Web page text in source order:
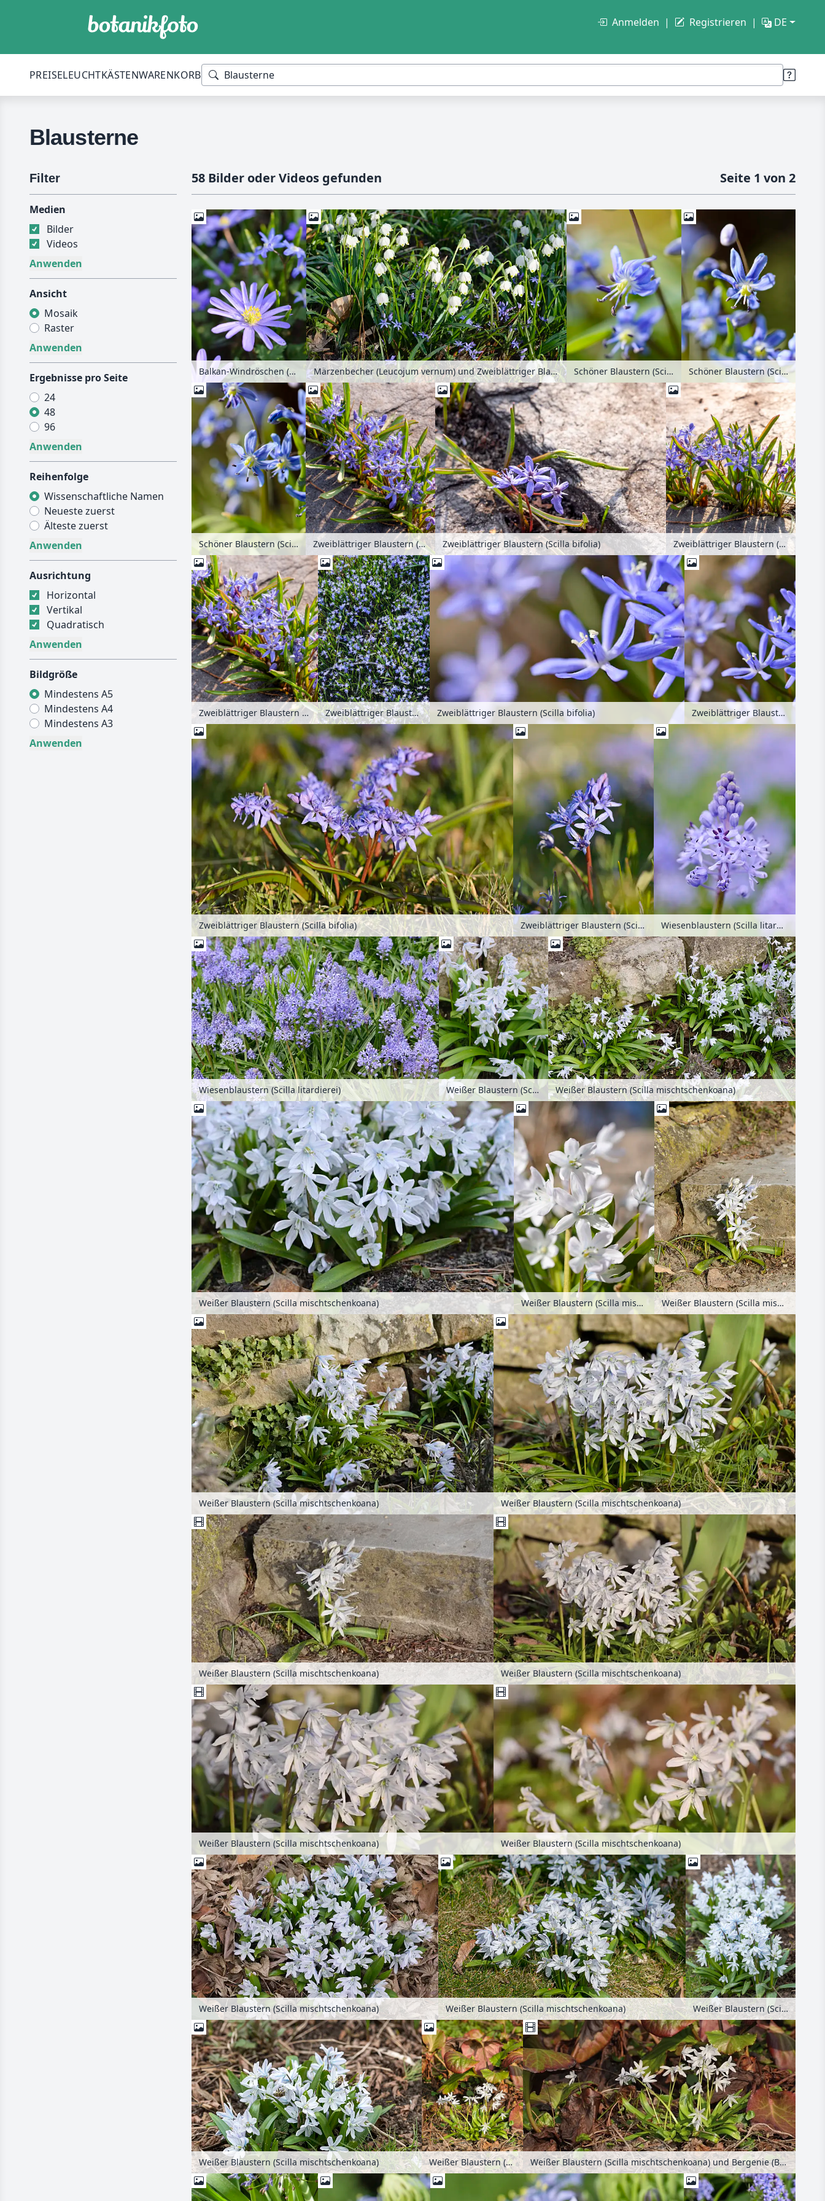
Anmelden Registrieren DE
PREISELEUCHTKÄSTENWARENKORB
Blausterne
Filter
Medien
Bilder
Videos
Ansicht
Mosaik
Raster
Ergebnisse pro Seite
24
48
96
Reihenfolge
Wissenschaftliche Namen
Neueste zuerst
Älteste zuerst
Ausrichtung
Horizontal
Vertikal
Quadratisch
Bildgröße
Mindestens A5
Mindestens A4
Mindestens A3
58 Bilder oder Videos gefunden Seite 1 von 2
Balkan-Windröschen (Anemone blanda) und Zweiblättriger Blaustern (Scilla bifolia) Märzenbecher (Leucojum vernum) und Zweiblättriger Blaustern (Scilla bifolia) Schöner Blaustern (Scilla amoena) Schöner Blaustern (Scilla amoena)
Schöner Blaustern (Scilla amoena) Zweiblättriger Blaustern (Scilla bifolia) Zweiblättriger Blaustern (Scilla bifolia) Zweiblättriger Blaustern (Scilla bifolia)
Zweiblättriger Blaustern (Scilla bifolia) Zweiblättriger Blaustern (Scilla bifolia) Zweiblättriger Blaustern (Scilla bifolia) Zweiblättriger Blaustern (Scilla bifolia)
Zweiblättriger Blaustern (Scilla bifolia) Zweiblättriger Blaustern (Scilla bifolia) Wiesenblaustern (Scilla litardierei)
Wiesenblaustern (Scilla litardierei) Weißer Blaustern (Scilla mischtschenkoana) Weißer Blaustern (Scilla mischtschenkoana)
Weißer Blaustern (Scilla mischtschenkoana) Weißer Blaustern (Scilla mischtschenkoana) Weißer Blaustern (Scilla mischtschenkoana)
Weißer Blaustern (Scilla mischtschenkoana) Weißer Blaustern (Scilla mischtschenkoana)
Weißer Blaustern (Scilla mischtschenkoana) Weißer Blaustern (Scilla mischtschenkoana)
Weißer Blaustern (Scilla mischtschenkoana) Weißer Blaustern (Scilla mischtschenkoana)
Weißer Blaustern (Scilla mischtschenkoana) Weißer Blaustern (Scilla mischtschenkoana) Weißer Blaustern (Scilla mischtschenkoana)
Weißer Blaustern (Scilla mischtschenkoana) Weißer Blaustern (Scilla mischtschenkoana) und Bergenie (Bergenia) Weißer Blaustern (Scilla mischtschenkoana) und Bergenie (Bergenia)